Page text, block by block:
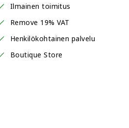
Ilmainen toimitus
Remove 19% VAT
Henkilökohtainen palvelu
Boutique Store